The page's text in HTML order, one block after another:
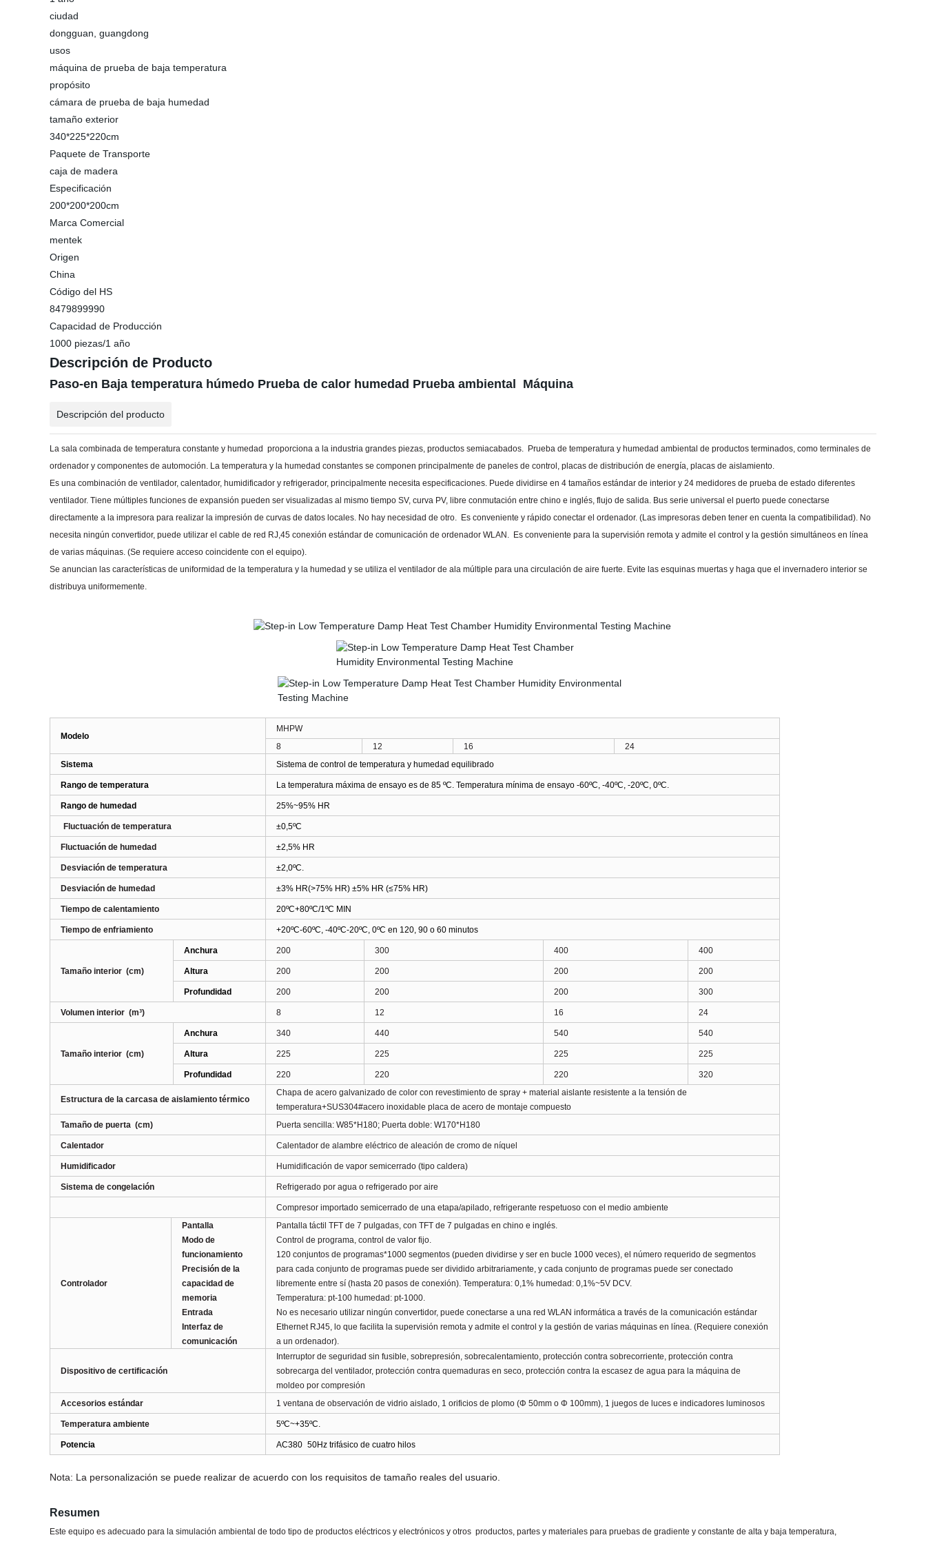
ciudad
dongguan, guangdong
usos
máquina de prueba de baja temperatura
propósito
cámara de prueba de baja humedad
tamaño exterior
340*225*220cm
Paquete de Transporte
caja de madera
Especificación
200*200*200cm
Marca Comercial
mentek
Origen
China
Código del HS
8479899990
Capacidad de Producción
1000 piezas/1 año
Descripción de Producto
Paso-en Baja temperatura húmedo Prueba de calor humedad Prueba ambiental Máquina
Descripción del producto
La sala combinada de temperatura constante y humedad proporciona a la industria grandes piezas, productos semiacabados. Prueba de temperatura y humedad ambiental de productos terminados, como terminales de
ordenador y componentes de automoción. La temperatura y la humedad constantes se componen principalmente de paneles de control, placas de distribución de energía, placas de aislamiento.
Es una combinación de ventilador, calentador, humidificador y refrigerador, principalmente necesita especificaciones. Puede dividirse en 4 tamaños estándar de interior y 24 medidores de prueba de estado diferentes
ventilador. Tiene múltiples funciones de expansión pueden ser visualizadas al mismo tiempo SV, curva PV, libre conmutación entre chino e inglés, flujo de salida. Bus serie universal el puerto puede conectarse
directamente a la impresora para realizar la impresión de curvas de datos locales. No hay necesidad de otro. Es conveniente y rápido conectar el ordenador. (Las impresoras deben tener en cuenta la compatibilidad). No
necesita ningún convertidor, puede utilizar el cable de red RJ,45 conexión estándar de comunicación de ordenador WLAN. Es conveniente para la supervisión remota y admite el control y la gestión simultáneos en línea
de varias máquinas. (Se requiere acceso coincidente con el equipo).
Se anuncian las características de uniformidad de la temperatura y la humedad y se utiliza el ventilador de ala múltiple para una circulación de aire fuerte. Evite las esquinas muertas y haga que el invernadero interior se
distribuya uniformemente.
Modelo
MHPW
8
12 16
24
Sistema
Sistema de control de temperatura y humedad equilibrado
Rango de temperatura La temperatura máxima de ensayo es de 85 ºC. Temperatura mínima de ensayo -60ºC, -40ºC, -20ºC, 0ºC.
Rango de humedad 25%~95% HR
Fluctuación de temperatura ±0,5ºC
Fluctuación de humedad ±2,5% HR
Desviación de temperatura ±2,0ºC.
Desviación de humedad ±3% HR(>75% HR) ±5% HR (≤75% HR)
Tiempo de calentamiento 20ºC+80ºC/1ºC MIN
Tiempo de enfriamiento +20ºC-60ºC, -40ºC-20ºC, 0ºC en 120, 90 o 60 minutos
Tamaño interior (cm)
Anchura 200 300 400 400
Altura 200 200 200 200
Profundidad 200 200 200 300
Volumen interior (m³) 8 12 16 24
Tamaño interior (cm)
Anchura 340 440 540 540
Altura 225 225 225 225
Profundidad 220 220 220 320
Estructura de la carcasa de aislamiento térmico
Chapa de acero galvanizado de color con revestimiento de spray + material aislante resistente a la tensión de
temperatura+SUS304#acero inoxidable placa de acero de montaje compuesto
Tamaño de puerta (cm) Puerta sencilla: W85*H180; Puerta doble: W170*H180
Calentador Calentador de alambre eléctrico de aleación de cromo de níquel
Humidificador Humidificación de vapor semicerrado (tipo caldera)
Sistema de congelación Refrigerado por agua o refrigerado por aire
Compresor importado semicerrado de una etapa/apilado, refrigerante respetuoso con el medio ambiente
Controlador
Pantalla
Modo de
funcionamiento
Precisión de la
capacidad de
memoria
Entrada
Interfaz de
comunicación
Pantalla táctil TFT de 7 pulgadas, con TFT de 7 pulgadas en chino e inglés.
Control de programa, control de valor fijo.
120 conjuntos de programas*1000 segmentos (pueden dividirse y ser en bucle 1000 veces), el número requerido de segmentos
para cada conjunto de programas puede ser dividido arbitrariamente, y cada conjunto de programas puede ser conectado
libremente entre sí (hasta 20 pasos de conexión). Temperatura: 0,1% humedad: 0,1%~5V DCV.
Temperatura: pt-100 humedad: pt-1000.
No es necesario utilizar ningún convertidor, puede conectarse a una red WLAN informática a través de la comunicación estándar
Ethernet RJ45, lo que facilita la supervisión remota y admite el control y la gestión de varias máquinas en línea. (Requiere conexión
a un ordenador).
Dispositivo de certificación
Interruptor de seguridad sin fusible, sobrepresión, sobrecalentamiento, protección contra sobrecorriente, protección contra
sobrecarga del ventilador, protección contra quemaduras en seco, protección contra la escasez de agua para la máquina de
moldeo por compresión
Accesorios estándar
1 ventana de observación de vidrio aislado, 1 orificios de plomo (Φ 50mm o Φ 100mm), 1 juegos de luces e indicadores luminosos
Temperatura ambiente 5ºC~+35ºC.
Potencia AC380 50Hz trifásico de cuatro hilos
Nota: La personalización se puede realizar de acuerdo con los requisitos de tamaño reales del usuario.
Resumen
Este equipo es adecuado para la simulación ambiental de todo tipo de productos eléctricos y electrónicos y otros productos, partes y materiales para pruebas de gradiente y constante de alta y baja temperatura,